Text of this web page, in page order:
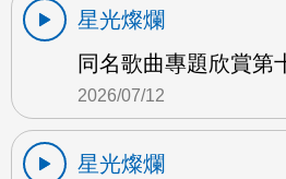
星光燦爛
同名歌曲專題欣賞第
2026/07/12
星光燦爛